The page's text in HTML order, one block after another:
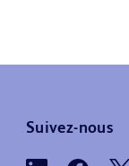
Suivez-nous